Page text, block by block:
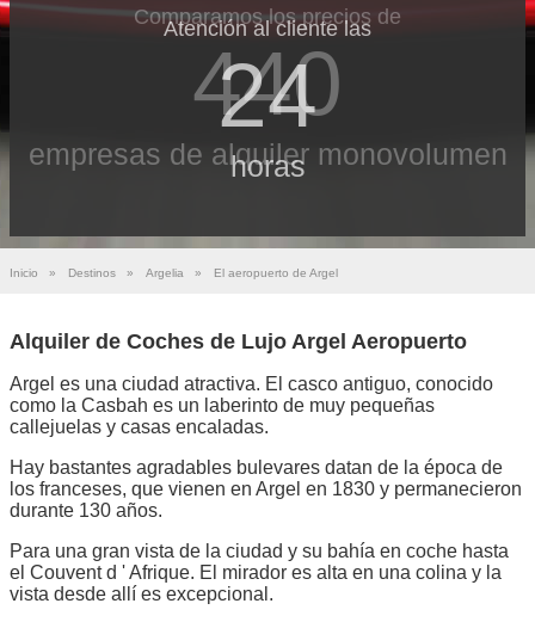
Comparamos los precios de
440
empresas de alquiler monovolumen
Atención al cliente las
24
horas
Inicio » Destinos » Argelia » El aeropuerto de Argel
Alquiler de Coches de Lujo Argel Aeropuerto
Argel es una ciudad atractiva. El casco antiguo, conocido
como la Casbah es un laberinto de muy pequeñas
callejuelas y casas encaladas.
Hay bastantes agradables bulevares datan de la época de
los franceses, que vienen en Argel en 1830 y permanecieron
durante 130 años.
Para una gran vista de la ciudad y su bahía en coche hasta
el Couvent d ' Afrique. El mirador es alta en una colina y la
vista desde allí es excepcional.